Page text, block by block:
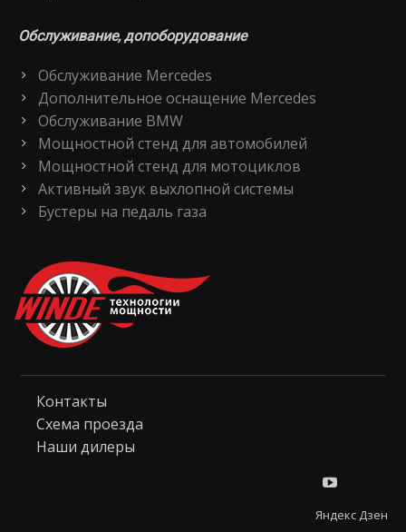
Обслуживание, допоборудование
Обслуживание Mercedes
Дополнительное оснащение Mercedes
Обслуживание BMW
Мощностной стенд для автомобилей
Мощностной стенд для мотоциклов
Активный звук выхлопной системы
Бустеры на педаль газа
Контакты
Схема проезда
Наши дилеры
Яндекс Дзен